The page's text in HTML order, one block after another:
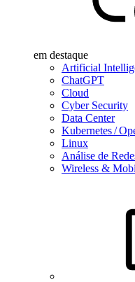
em destaque
Artificial
ChatGPT
Cloud
Cyber Security
Data Center
Kubernetes /
Linux
Análise de
Wireless &